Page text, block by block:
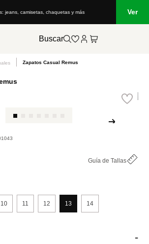
jeans, camisetas, chaquetas y más Ver
Buscar
Zapatos Casual Remus
Guía de Tallas
10 11 12 13 14
-